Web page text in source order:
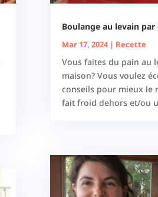
Boulange au levain
Mar 17, 2024| Recette
Vous faites du pain au
maison? Vous voulez
conseils pour mieux le
fait froid dehors et/ou